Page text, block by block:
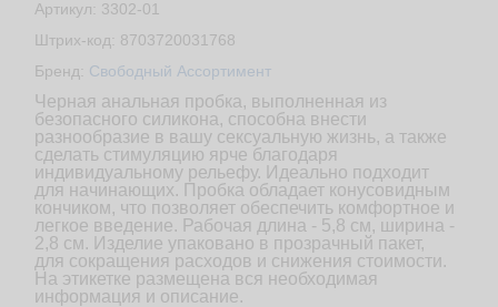
Артикул: 3302-01
Штрих-код: 8703720031768
Бренд: Свободный Ассортимент
Черная анальная пробка, выполненная из
безопасного силикона, способна внести
разнообразие в вашу сексуальную жизнь, а также
сделать стимуляцию ярче благодаря
индивидуальному рельефу. Идеально подходит
для начинающих. Пробка обладает конусовидным
кончиком, что позволяет обеспечить комфортное и
легкое введение. Рабочая длина - 5,8 см, ширина -
2,8 см. Изделие упаковано в прозрачный пакет,
для сокращения расходов и снижения стоимости.
На этикетке размещена вся необходимая
информация и описание.